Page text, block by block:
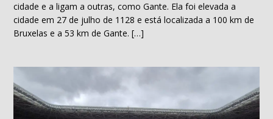
cidade e a ligam a outras, como Gante. Ela foi elevada a
cidade em 27 de julho de 1128 e está localizada a 100 km de
Bruxelas e a 53 km de Gante. […]